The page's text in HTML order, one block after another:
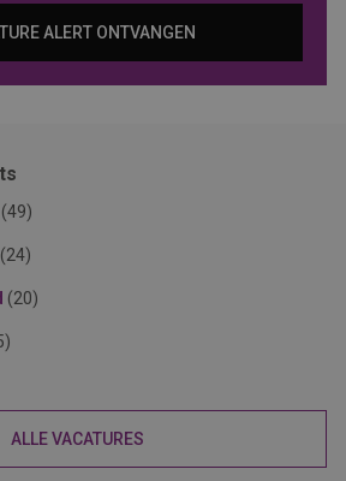
ALERT ONTVANGEN
(49)
(24)
(20)
ALLE VACATURES